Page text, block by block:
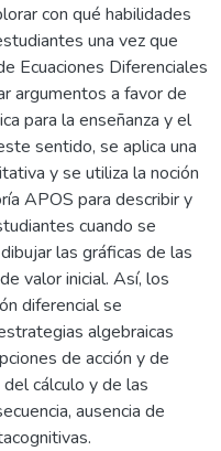
con qué habilidades
una vez que
Ecuaciones Diferenciales
argumentos a favor de
para la enseñanza y el
sentido, se aplica una
y se utiliza la noción
APOS para describir y
cuando se
las gráficas de las
valor inicial. Así, los
diferencial se
algebraicas
de acción y de
cálculo y de las
ausencia de